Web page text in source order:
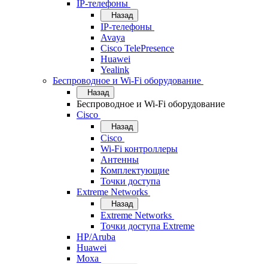
IP-телефоны
Назад
IP-телефоны
Avaya
Cisco TelePresence
Huawei
Yealink
Беспроводное и Wi-Fi оборудование
Назад
Беспроводное и Wi-Fi оборудование
Cisco
Назад
Cisco
Wi-Fi контроллеры
Антенны
Комплектующие
Точки доступа
Extreme Networks
Назад
Extreme Networks
Точки доступа Extreme
HP/Aruba
Huawei
Moxa